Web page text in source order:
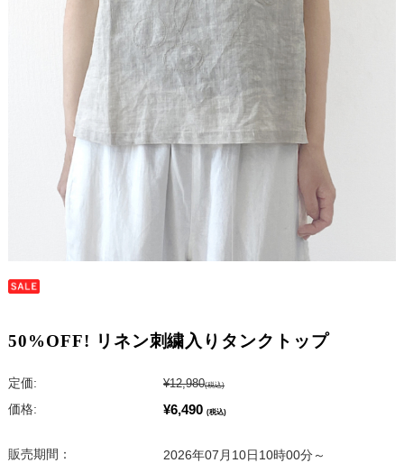
50%OFF! リネン刺繍入りタンクトップ
定価: ¥12,980(税込)
価格: ¥6,490 (税込)
販売期間：
2026年07月10日10時00分～